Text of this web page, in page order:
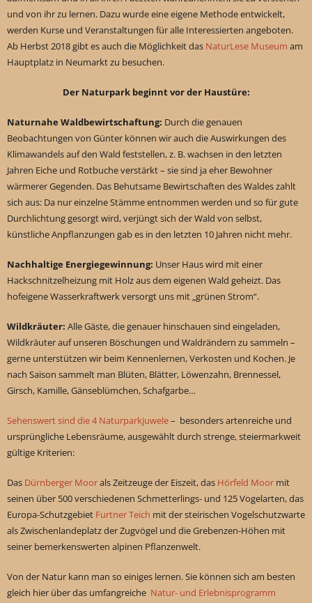
und von ihr zu lernen. Dazu wurde eine eigene Methode entwickelt,
werden Kurse und Veranstaltungen für alle Interessierten angeboten.
Ab Herbst 2018 gibt es auch die Möglichkeit das NaturLese Museum am
Hauptplatz in Neumarkt zu besuchen.
Der Naturpark beginnt vor der Haustüre:
Naturnahe Waldbewirtschaftung: Durch die genauen
Beobachtungen von Günter können wir auch die Auswirkungen des
Klimawandels auf den Wald feststellen, z. B. wachsen in den letzten
Jahren Eiche und Rotbuche verstärkt – sie sind ja eher Bewohner
wärmerer Gegenden. Das Behutsame Bewirtschaften des Waldes zahlt
sich aus: Da nur einzelne Stämme entnommen werden und so für gute
Durchlichtung gesorgt wird, verjüngt sich der Wald von selbst,
künstliche Anpflanzungen gab es in den letzten 10 Jahren nicht mehr.
Nachhaltige Energiegewinnung: Unser Haus wird mit einer
Hackschnitzelheizung mit Holz aus dem eigenen Wald geheizt. Das
hofeigene Wasserkraftwerk versorgt uns mit „grünen Strom“.
Wildkräuter: Alle Gäste, die genauer hinschauen sind eingeladen,
Wildkräuter auf unseren Böschungen und Waldrändern zu sammeln –
gerne unterstützen wir beim Kennenlernen, Verkosten und Kochen. Je
nach Saison sammelt man Blüten, Blätter, Löwenzahn, Brennessel,
Girsch, Kamille, Gänseblümchen, Schafgarbe…
Sehenswert sind die 4 Naturparkjuwele– besonders artenreiche und
ursprüngliche Lebensräume, ausgewählt durch strenge, steiermarkweit
gültige Kriterien:
Das Dürnberger Moorals Zeitzeuge der Eiszeit, das Hörfeld Moor mit
seinen über 500 verschiedenen Schmetterlings- und 125 Vogelarten, das
Europa-Schutzgebiet Furtner Teich mit der steirischen Vogelschutzwarte
als Zwischenlandeplatz der Zugvögel und die Grebenzen-Höhen mit
seiner bemerkenswerten alpinen Pflanzenwelt.
Von der Natur kann man so einiges lernen. Sie können sich am besten
gleich hier über das umfangreiche Natur- und Erlebnisprogramm